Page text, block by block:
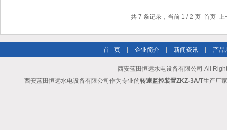
共 7 条记录，当前 1 / 2 页 首页
首 页 企业简介 新闻资讯 产品
西安蓝田恒远水电设备有限公司 All
西安蓝田恒远水电设备有限公司作为专业的转速监控装置ZKZ-3A/T生产厂